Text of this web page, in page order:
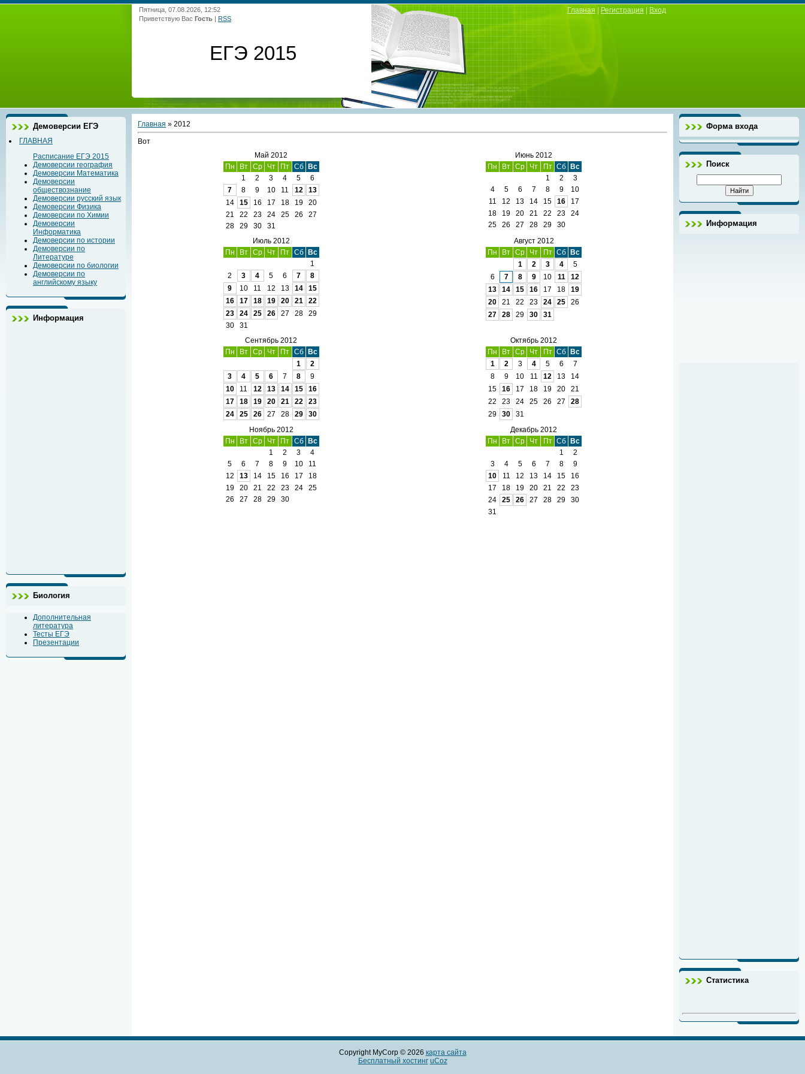
Пятница, 07.08.2026, 12:52
Приветствую Вас Гость | RSS
ЕГЭ 2015
Главная Регистрация Вход
Демоверсии ЕГЭ
ГЛАВНАЯ
Расписание ЕГЭ 2015
Демоверсии география
Демоверсии Математика
Демоверсии
обществознание
Демоверсии русский язык
Демоверсии Физика
Демоверсии по Химии
Демоверсии
Информатика
Демоверсии по истории
Демоверсии по
Литературе
Демоверсии по биологии
Демоверсии по
английскому языку
Информация
Биология
Дополнительная
литература
Тесты ЕГЭ
Презентации
Главная » 2012
Вот
Май 2012
Пн
Вт Ср Чт Пт Сб
Вс
1
2 3 4 5
6
7
8 9 10 11 12
13
14
15 16 17 18 19
20
21
22 23 24 25 26
27
28
29 30 31
Июнь 2012
Пн
Вт Ср Чт Пт Сб
Вс
1
2
3
4
5 6 7 8 9
10
11
12 13 14 15 16
17
18
19 20 21 22 23
24
25
26 27 28 29
30
Июль 2012
Пн
Вт Ср Чт Пт Сб
Вс
1
2
3 4 5 6 7
8
9
10 11 12 13 14
15
16
17 18 19 20 21
22
23
24 25 26 27 28
29
30
31
Август 2012
Пн
Вт Ср Чт Пт Сб
Вс
1
2 3 4
5
6
7 8 9 10 11
12
13
14 15 16 17 18
19
20
21 22 23 24 25
26
27
28 29 30 31
Сентябрь 2012
Пн
Вт Ср Чт Пт Сб
Вс
1
2
3
4 5 6 7 8
9
10
11 12 13 14 15
16
17
18 19 20 21 22
23
24
25 26 27 28 29 30
Октябрь 2012
Пн
Вт Ср Чт Пт Сб
Вс
1
2 3 4 5 6
7
8
9 10 11 12 13
14
15
16 17 18 19 20
21
22
23 24 25 26 27
28
29
30
31
Ноябрь 2012
Пн
Вт Ср Чт Пт Сб
Вс
1
2 3
4
5
6 7 8 9 10
11
12
13 14 15 16 17
18
19
20 21 22 23 24
25
26
27 28 29 30
Декабрь 2012
Пн
Вт Ср Чт Пт Сб
Вс
1
2
3
4 5 6 7 8
9
10
11 12 13 14 15
16
17
18 19 20 21 22
23
24
25 26 27 28 29
30
31
Форма входа
Поиск
Информация
Статистика
Copyright MyCorp © 2026 карта сайта
Бесплатный хостинг uCoz